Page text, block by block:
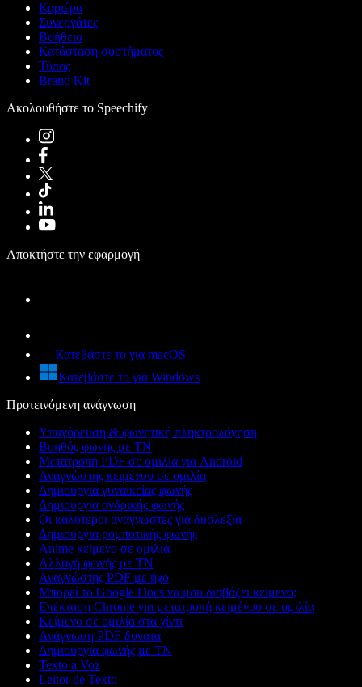
Καριέρα
Συνεργάτες
Βοήθεια
Κατάσταση συστήματος
Τύπος
Brand Kit
Ακολουθήστε το Speechify
Αποκτήστε την εφαρμογή
Κατεβάστε το για macOS
Κατεβάστε το για Windows
Προτεινόμενη ανάγνωση
Υπαγόρευση & φωνητική πληκτρολόγηση
Βοηθός φωνής με ΤΝ
Μετατροπή PDF σε ομιλία για Android
Αναγνώστης κειμένου σε ομιλία
Δημιουργία γυναικείας φωνής
Δημιουργία ανδρικής φωνής
Οι καλύτεροι αναγνώστες για δυσλεξία
Δημιουργία ρομποτικής φωνής
Anime κείμενο σε ομιλία
Αλλαγή φωνής με ΤΝ
Αναγνώστης PDF με ήχο
Μπορεί το Google Docs να μου διαβάζει κείμενο;
Επέκταση Chrome για μετατροπή κειμένου σε ομιλία
Κείμενο σε ομιλία στα χίντι
Ανάγνωση PDF δυνατά
Δημιουργία φωνής με ΤΝ
Texto a Voz
Leitor de Texto